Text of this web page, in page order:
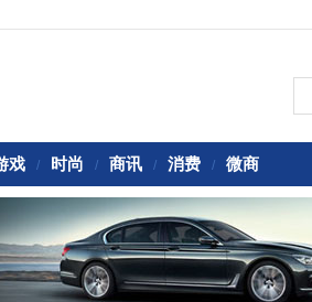
戏 / 时尚 / 商讯 / 消费 / 微商